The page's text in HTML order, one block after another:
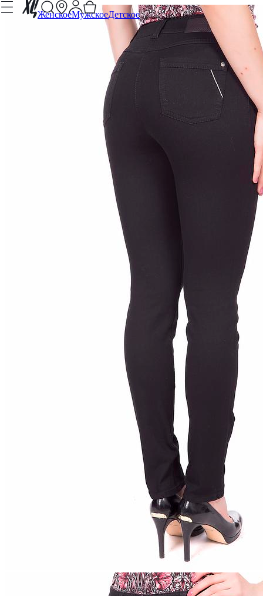
ЖенскоеМужскоеДетское